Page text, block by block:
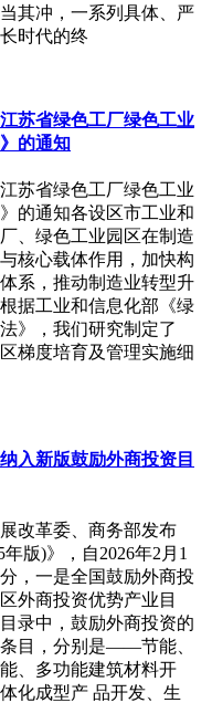
其冲，一系列具体、严
时代的终
苏省绿色工厂绿色工业
的通知
苏省绿色工厂绿色工业
的通知各设区市工业和
、绿色工业园区在制造
核心载体作用，加快构
系，推动制造业转型升
据工业和信息化部《绿
》，我们研究制定了
梯度培育及管理实施细
入新版鼓励外商投资目
改革委、商务部发布
版)》，自2026年2月1
，一是全国鼓励外商投
外商投资优势产业目
录中，鼓励外商投资的
目，分别是——节能、
、多功能建筑材料开
化成型产 品开发、生